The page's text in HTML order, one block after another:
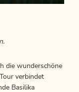
die wunderschöne
verbindet
Basilika